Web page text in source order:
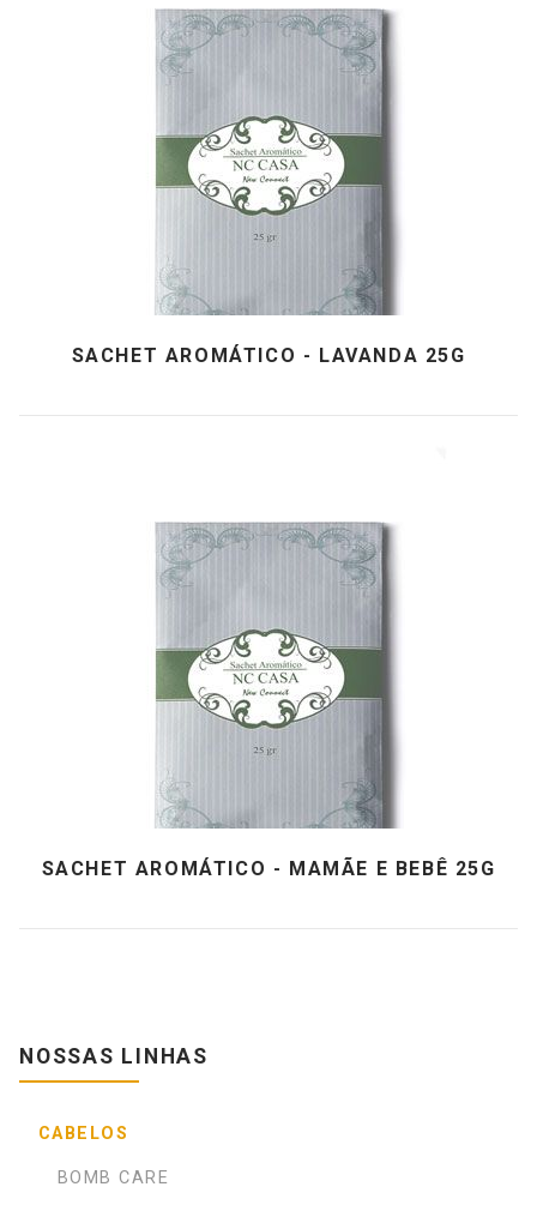
SACHET AROMÁTICO - LAVANDA 25G
SACHET AROMÁTICO - MAMÃE E BEBÊ 25G
NOSSAS LINHAS
CABELOS
BOMB CARE